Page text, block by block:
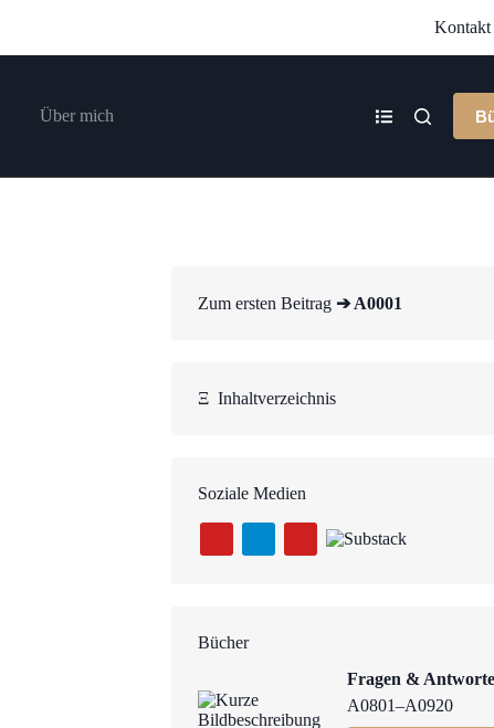
Kontakt
Über mich
Zum ersten Beitrag ➔ A0001
ΞInhaltverzeichnis
Soziale Medien
Bücher
Fragen &
A0801–A0920